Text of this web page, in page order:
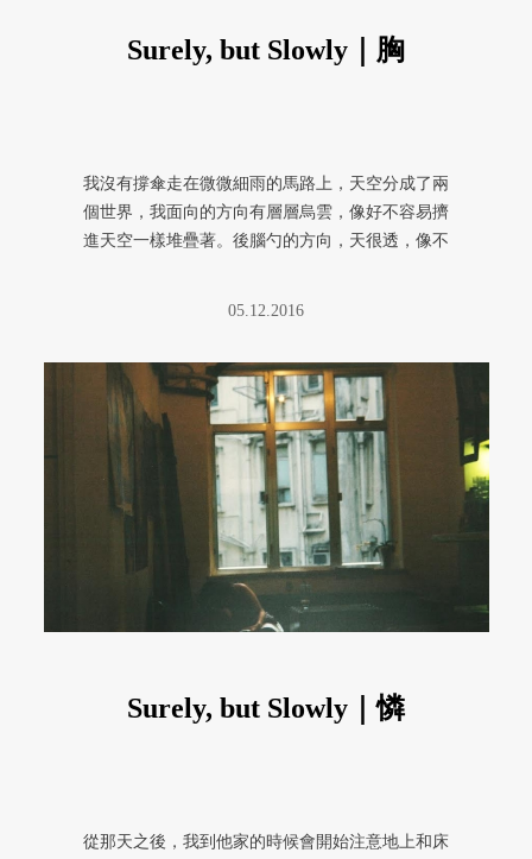
Surely, but Slowly｜胸
我沒有撐傘走在微微細雨的馬路上，天空分成了兩
個世界，我面向的方向有層層烏雲，像好不容易擠
進天空一樣堆疊著。後腦勺的方向，天很透，像不
05.12.2016
Surely, but Slowly｜憐
從那天之後，我到他家的時候會開始注意地上和床